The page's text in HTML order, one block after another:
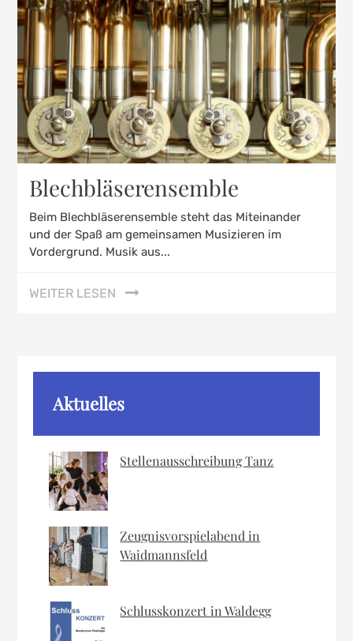
Blechbläserensemble
Beim Blechbläserensemble steht das Miteinander
und der Spaß am gemeinsamen Musizieren im
Vordergrund. Musik aus...
WEITER LESEN
Aktuelles
Stellenausschreibung Tanz
Zeugnisvorspielabend in
Waidmannsfeld
Schlusskonzert in Waldegg